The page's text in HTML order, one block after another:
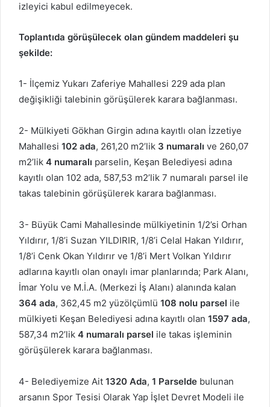
izleyici kabul edilmeyecek.
Toplantıda görüşülecek olan gündem maddeleri şu
şekilde:
1- İlçemiz Yukarı Zaferiye Mahallesi 229 ada plan
değişikliği talebinin görüşülerek karara bağlanması.
2- Mülkiyeti Gökhan Girgin adına kayıtlı olan İzzetiye
Mahallesi 102 ada, 261,20 m2’lik 3 numaralı ve 260,07
m2’lik 4 numaralı parselin, Keşan Belediyesi adına
kayıtlı olan 102 ada, 587,53 m2’lik 7 numaralı parsel ile
takas talebinin görüşülerek karara bağlanması.
3- Büyük Cami Mahallesinde mülkiyetinin 1/2’si Orhan
Yıldırır, 1/8’i Suzan YILDIRIR, 1/8’i Celal Hakan Yıldırır,
1/8’i Cenk Okan Yıldırır ve 1/8’i Mert Volkan Yıldırır
adlarına kayıtlı olan onaylı imar planlarında; Park Alanı,
İmar Yolu ve M.İ.A. (Merkezi İş Alanı) alanında kalan
364 ada, 362,45 m2 yüzölçümlü 108 nolu parsel ile
mülkiyeti Keşan Belediyesi adına kayıtlı olan 1597 ada,
587,34 m2’lik 4 numaralı parsel ile takas işleminin
görüşülerek karara bağlanması.
4- Belediyemize Ait 1320 Ada, 1 Parselde bulunan
arsanın Spor Tesisi Olarak Yap İşlet Devret Modeli ile